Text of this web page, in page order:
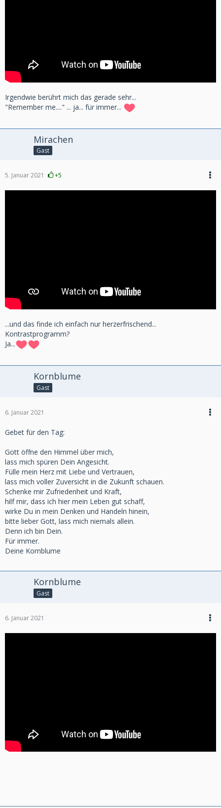
Irgendwie berührt mich das gerade sehr...
"Remember me...." ... ja... für immer...
Mirachen
Gast
5. Januar 2021 +5
...und das finde ich einfach nur herzerfrischend...
Kontrastprogramm?
Ja...
Kornblume
Gast
6. Januar 2021
Gebet für den Tag:
Gott öffne den Himmel über mich,
lass mich spüren Dein Angesicht.
Fülle mein Herz mit Liebe und Vertrauen,
lass mich voller Zuversicht in die Zukunft schauen.
Schenke mir Zufriedenheit und Kraft,
hilf mir, dass ich hier mein Leben gut schaff,
wirke Du in mein Denken und Handeln hinein,
bitte lieber Gott, lass mich niemals allein.
Denn ich bin Dein.
Für immer.
Deine Kornblume
Kornblume
Gast
6. Januar 2021